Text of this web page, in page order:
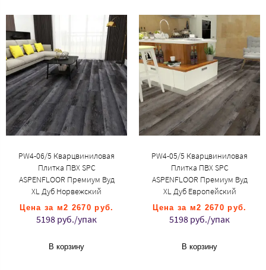
PW4-06/5 Кварцвиниловая
Плитка ПВХ SPC
ASPENFLOOR Премиум Вуд
XL Дуб Норвежский
Цена за м2 2670 руб.
5198 руб./упак
В корзину
PW4-05/5 Кварцвиниловая
Плитка ПВХ SPC
ASPENFLOOR Премиум Вуд
XL Дуб Европейский
Цена за м2 2670 руб.
5198 руб./упак
В корзину